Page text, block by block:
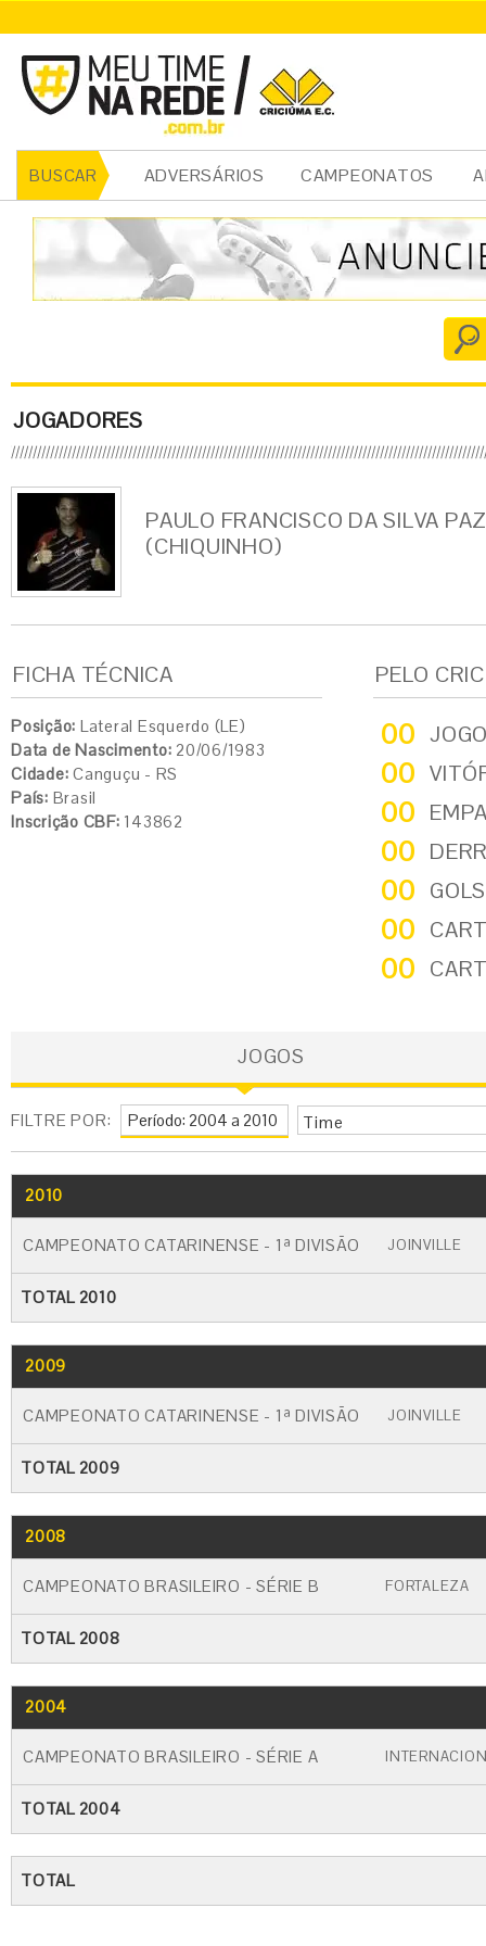
BUSCAR ADVERSÁRIOS CAMPEONATOS
JOGADORES
PAULO FRANCISCO DA SILVA PAZ
(CHIQUINHO)
FICHA TÉCNICA
Posição: Lateral Esquerdo (LE)
Data de Nascimento: 20/06/1983
Cidade: Canguçu - RS
País: Brasil
Inscrição CBF: 143862
PELO
00
00
00
00
00
00
00
JOGOS
FILTRE POR: Time
2010
CAMPEONATO CATARINENSE - 1ª DIVISÃO JOINVILLE
TOTAL 2010
2009
CAMPEONATO CATARINENSE - 1ª DIVISÃO JOINVILLE
TOTAL 2009
2008
CAMPEONATO BRASILEIRO - SÉRIE B FORTALEZA
TOTAL 2008
2004
CAMPEONATO BRASILEIRO - SÉRIE A
TOTAL 2004
TOTAL